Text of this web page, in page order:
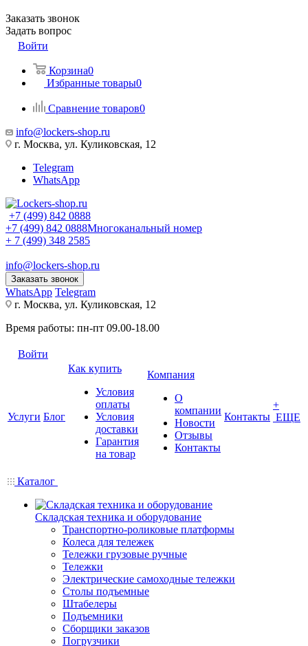
Заказать звонок
Задать вопрос
Войти
Корзина0
Избранные товары0
Сравнение товаров0
info@lockers-shop.ru
г. Москва, ул. Куликовская, 12
Telegram
WhatsApp
+7 (499) 842 0888
+7 (499) 842 0888Многоканальный номер
+ 7 (499) 348 2585
info@lockers-shop.ru
Заказать звонок
WhatsApp Telegram
г. Москва, ул. Куликовская, 12
Время работы: пн-пт 09.00-18.00
Войти
Услуги Блог
Как купить
Условия
оплаты
Условия
доставки
Гарантия
на товар
Компания
О
компании
Новости
Отзывы
Контакты
Контакты
+
ЕЩЕ
Каталог
Складская техника и оборудование
Транспортно-роликовые платформы
Колеса для тележек
Тележки грузовые ручные
Тележки
Электрические самоходные тележки
Столы подъемные
Штабелеры
Подъемники
Сборщики заказов
Погрузчики